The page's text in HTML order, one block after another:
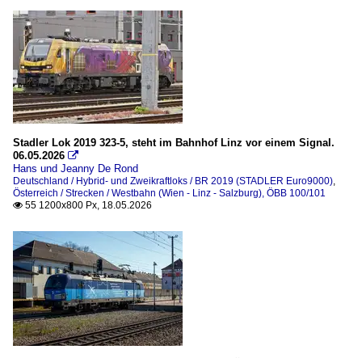
Triebzüge (Schmalpur)
STADLER Tramlink
Unternehmen
ÖBB Infrastruktur AG
Stern & Hafferl Verkehrsgesellschaft m.b.H.
WESTbahn
Güterzüge
Railjet (RJ) / Railjet Xpress (RJX)
Regionalzüge
Schweiz
Stadler Lok 2019 323-5, steht im Bahnhof Linz vor einem Signal.
06.05.2026 
Hans und Jeanny De Rond
Deutschland / Hybrid- und Zweikraftloks / BR 2019 (STADLER Euro9000),
Österreich / Strecken / Westbahn (Wien - Linz - Salzburg), ÖBB 100/101
 55 1200x800 Px, 18.05.2026